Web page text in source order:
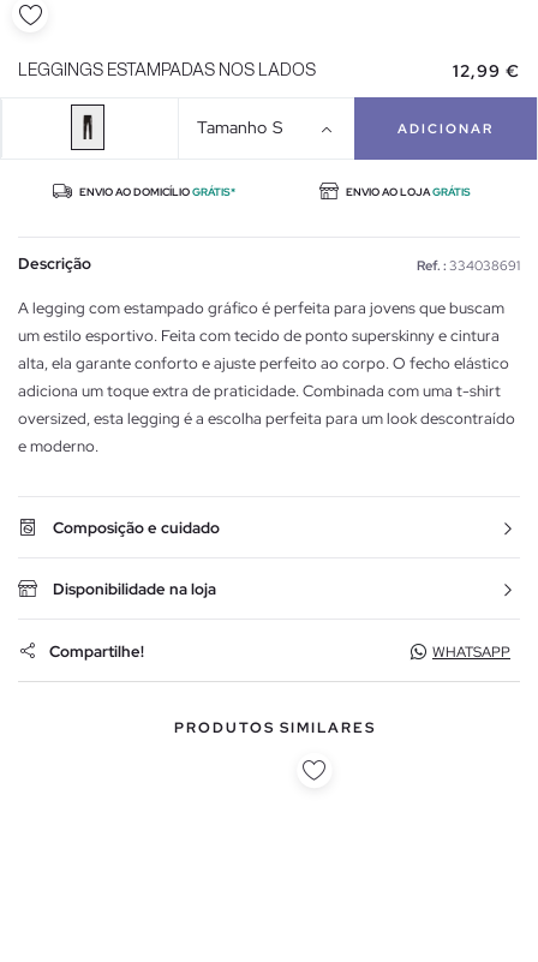
LEGGINGS ESTAMPADAS NOS LADOS 12,99 €
Tamanho S ADICIONAR
ENVIO AO DOMICÍLIOGRÁTIS* ENVIO AO LOJAGRÁTIS
Descrição Ref. : 334038691
A legging com estampado gráfico é perfeita para jovens que buscam
um estilo esportivo. Feita com tecido de ponto superskinny e cintura
alta, ela garante conforto e ajuste perfeito ao corpo. O fecho elástico
adiciona um toque extra de praticidade. Combinada com uma t-shirt
oversized, esta legging é a escolha perfeita para um look descontraído
e moderno.
Composição e cuidado
Disponibilidade na loja
Compartilhe! WHATSAPP
PRODUTOS SIMILARES